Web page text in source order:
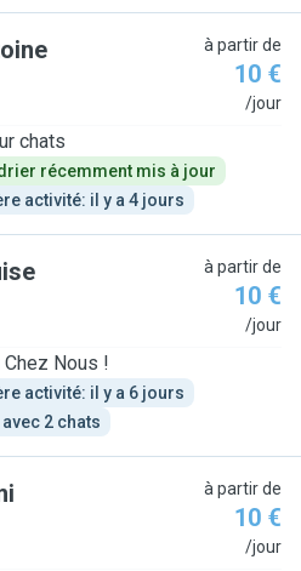
à partir de
10 €
/jour
chats
récemment mis à jour
activité: il y a 4 jours
à partir de
10 €
/jour
Chez Nous !
activité: il y a 6 jours
2 chats
à partir de
10 €
/jour